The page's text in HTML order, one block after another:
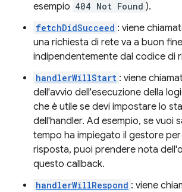
esempio 404 Not Found ).
fetchDidSucceed : viene
una richiesta di rete va a buon
indipendentemente dal codice di
handlerWillStart : viene
dell'avvio dell'esecuzione della
che è utile se devi impostare lo
dell'handler. Ad esempio, se vuoi
tempo ha impiegato il gestore
risposta, puoi prendere nota
questo callback.
handlerWillRespond : viene